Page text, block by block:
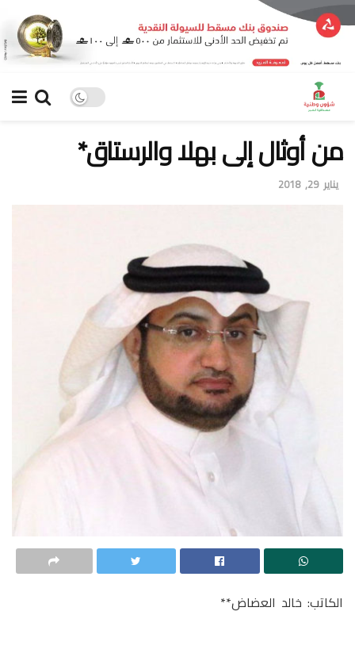
من أوثال إلى بهلا والرستاق*
يناير 29, 2018
الكاتب: خالد العضاض**